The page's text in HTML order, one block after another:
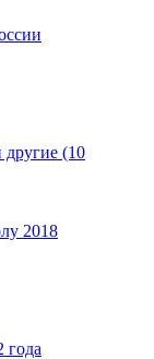
(10
2018
года